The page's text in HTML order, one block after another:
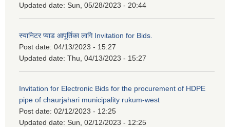
Updated date: Sun, 05/28/2023 - 20:44
स्यानिटर प्याड आपूर्तिका लागि Invitation for Bids.
Post date: 04/13/2023 - 15:27
Updated date: Thu, 04/13/2023 - 15:27
Invitation for Electronic Bids for the procurement of HDPE
pipe of chaurjahari municipality rukum-west
Post date: 02/12/2023 - 12:25
Updated date: Sun, 02/12/2023 - 12:25